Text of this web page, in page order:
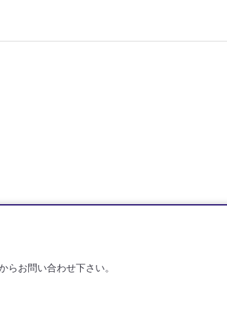
お問い合わせ下さい。